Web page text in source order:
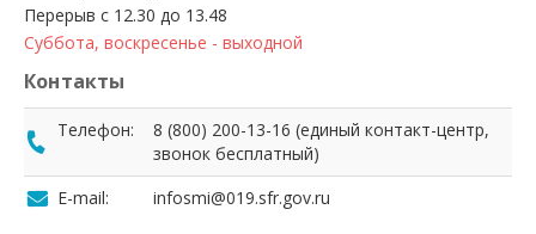
Перерыв с 12.30 до 13.48
Суббота, воскресенье - выходной
Контакты
Телефон:
8 (800) 200-13-16 (единый контакт-центр,
звонок бесплатный)
E-mail:
infosmi@019.sfr.gov.ru